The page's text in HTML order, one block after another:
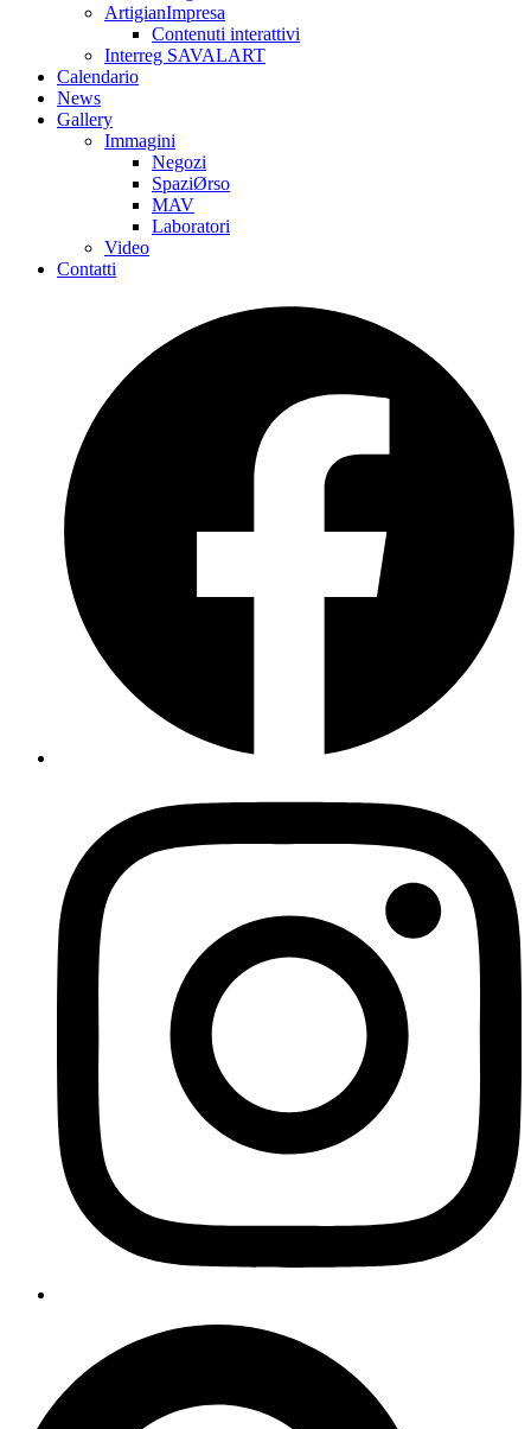
ArtigianImpresa
Contenuti interattivi
Interreg SAVALART
Calendario
News
Gallery
Immagini
Negozi
SpaziØrso
MAV
Laboratori
Video
Contatti